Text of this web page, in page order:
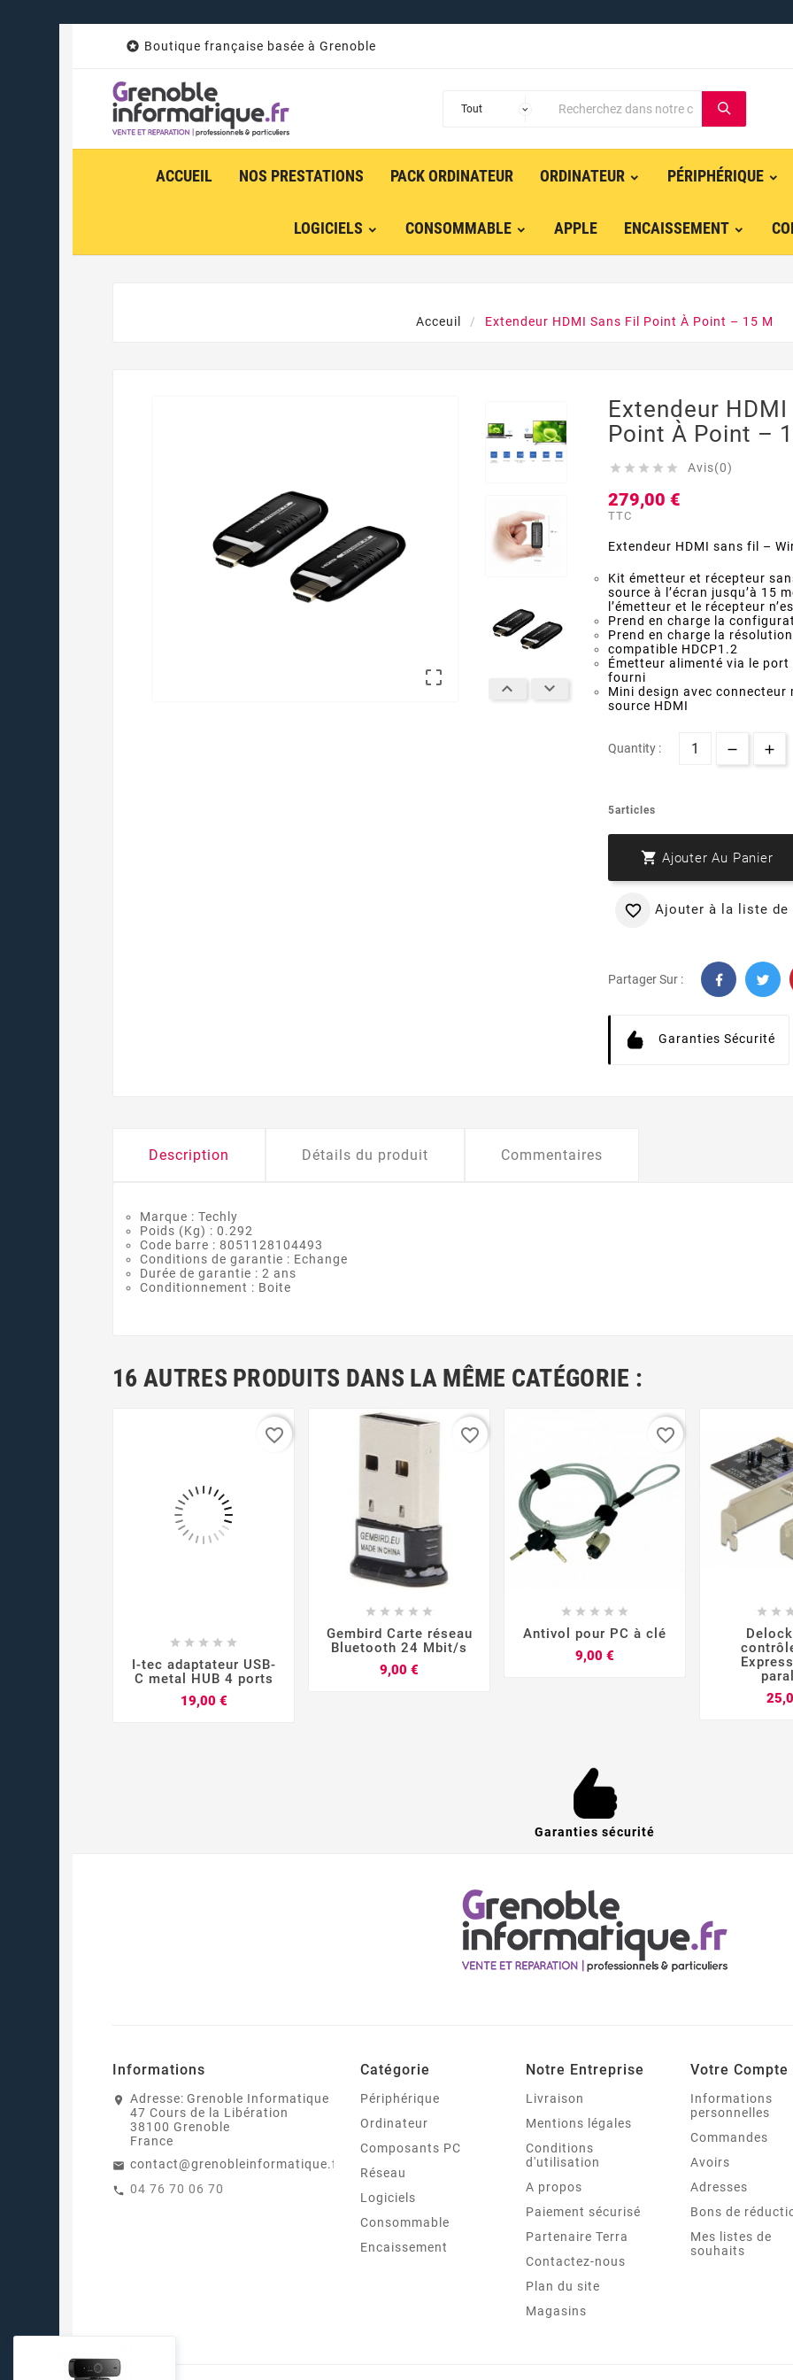
 Boutique française basée à Grenoble
ACCUEIL NOS PRESTATIONS PACK ORDINATEUR ORDINATEUR PÉRIPHÉRIQUE
LOGICIELS CONSOMMABLE APPLE ENCAISSEMENT
Acceuil Extendeur HDMI Sans Fil Point À Point – 15 M

 
Extendeur HDMI
Point À Point –
     Avis(0)
279,00 €
TTC
Extendeur HDMI sans fil –
Kit émetteur et récepteur
source à l’écran jusqu’à 15
l’émetteur et le récepteur
Prend en charge la
Prend en charge la
compatible HDCP1.2
Émetteur alimenté via le
fourni
Mini design avec connecteur
source HDMI
Quantity :
5articles
 Ajouter Au Panier
 Ajouter à la liste de
Partager Sur :
Garanties Sécurité
Description Détails du produit Commentaires
Marque : Techly
Poids (Kg) : 0.292
Code barre : 8051128104493
Conditions de garantie : Echange
Durée de garantie : 2 ans
Conditionnement : Boite
16 AUTRES PRODUITS DANS LA MÊME CATÉGORIE :
    
I-tec adaptateur USB-
C metal HUB 4 ports
19,00 €Prix
favorite_border
    
Gembird Carte réseau
Bluetooth 24 Mbit/s
9,00 €
favorite_border
    
Antivol pour PC à clé
9,00 €Prix
favorite_border
 
Garanties sécurité
Informations
Adresse: Grenoble Informatique
47 Cours de la Libération
38100 Grenoble
France
contact@grenobleinformatique.fr
04 76 70 06 70
Catégorie
Périphérique
Ordinateur
Composants PC
Réseau
Logiciels
Consommable
Encaissement
Notre Entreprise
Livraison
Mentions légales
Conditions
d'utilisation
A propos
Paiement sécurisé
Partenaire Terra
Contactez-nous
Plan du site
Magasins
Votre Compte
Informations
personnelles
Commandes
Avoirs
Adresses
Bons de
Mes listes de
souhaits